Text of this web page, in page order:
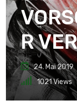
R
24. Mai 2019
1021Views